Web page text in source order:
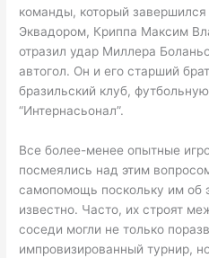
команды, который завершился
Эквадором, Криппа Максим
отразил удар Миллера
автогол. Он и его старший
бразильский клуб,
“Интернасьонал”.
Все более-менее опытные
посмеялись над этим
cамопомощь поскольку им об
известно. Часто, их строят
соседи могли не только
импровизированный турнир,